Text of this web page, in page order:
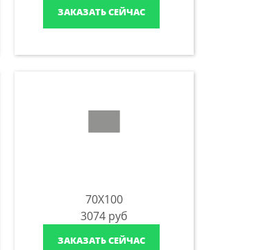
ЗАКАЗАТЬ СЕЙЧАС
70X100
3074 руб
ЗАКАЗАТЬ СЕЙЧАС